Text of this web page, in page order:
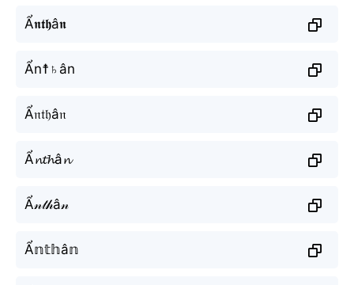
Ẩ𝖓𝖙𝖍â𝖓
Ẩn☨♄ân
Ẩ𝔫𝔱𝔥â𝔫
Ẩ𝓷𝓽𝓱â𝓷
Ẩ𝓃𝓉𝒽â𝓃
Ẩ𝕟𝕥𝕙â𝕟